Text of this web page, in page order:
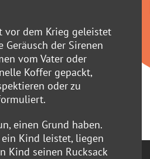
vor dem Krieg geleistet
der Sirenen
vom Vater oder
Koffer gepackt,
oder zu
einen Grund haben.
Kind leistet, liegen
Kind seinen Rucksack